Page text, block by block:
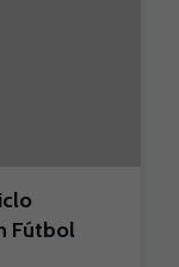
Fútbol